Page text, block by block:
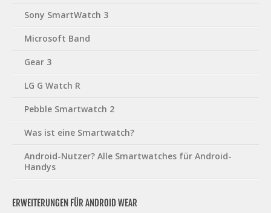
Sony SmartWatch 3
Microsoft Band
Gear 3
LG G Watch R
Pebble Smartwatch 2
Was ist eine Smartwatch?
Android-Nutzer? Alle Smartwatches für Android-
Handys
ERWEITERUNGEN FÜR ANDROID WEAR